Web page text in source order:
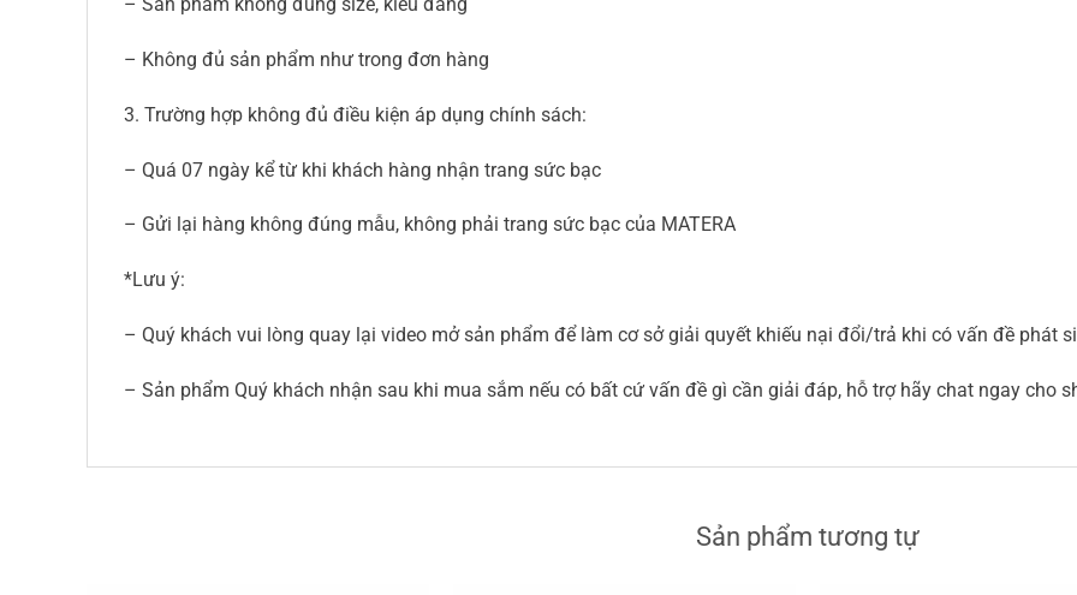
– Không đủ sản phẩm như trong đơn hàng
3. Trường hợp không đủ điều kiện áp dụng chính sách:
– Quá 07 ngày kể từ khi khách hàng nhận trang sức bạc
– Gửi lại hàng không đúng mẫu, không phải trang sức bạc của MATERA
*Lưu ý:
– Quý khách vui lòng quay lại video mở sản phẩm để làm cơ sở giải quyết khiếu nại đổi/trả khi có vấn đề phát
– Sản phẩm Quý khách nhận sau khi mua sắm nếu có bất cứ vấn đề gì cần giải đáp, hỗ trợ hãy chat ngay cho
Sản phẩm tương tự